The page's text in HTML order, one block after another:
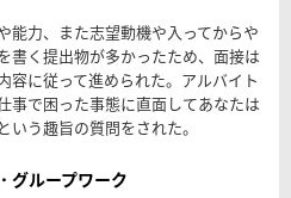
能力、また志望動機や入ってからや
書く提出物が多かったため、面接は
容に従って進められた。アルバイト
事で困った事態に直面してあなたは
いう趣旨の質問をされた。
グループワーク